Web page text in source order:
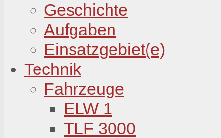
Geschichte
Aufgaben
Einsatzgebiet(e)
Technik
Fahrzeuge
ELW 1
TLF 3000